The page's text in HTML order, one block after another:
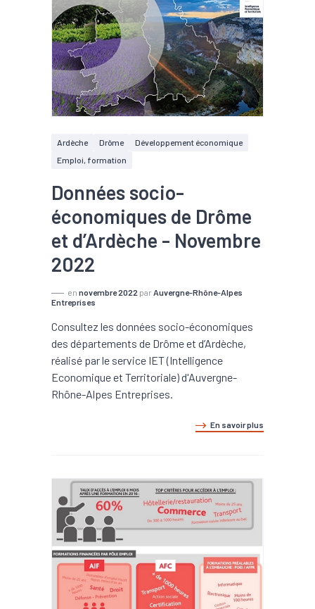
Ardèche Drôme
Développement économique
Emploi, formation
Données socio-
économiques de Drôme
et d’Ardèche - Novembre
2022
en novembre 2022 par Auvergne-Rhône-Alpes
Entreprises
Consultez les données socio-économiques
des départements de Drôme et d’Ardèche,
réalisé par le service IET (Intelligence
Economique et Territoriale) d'Auvergne-
Rhône-Alpes Entreprises.
En savoir plus